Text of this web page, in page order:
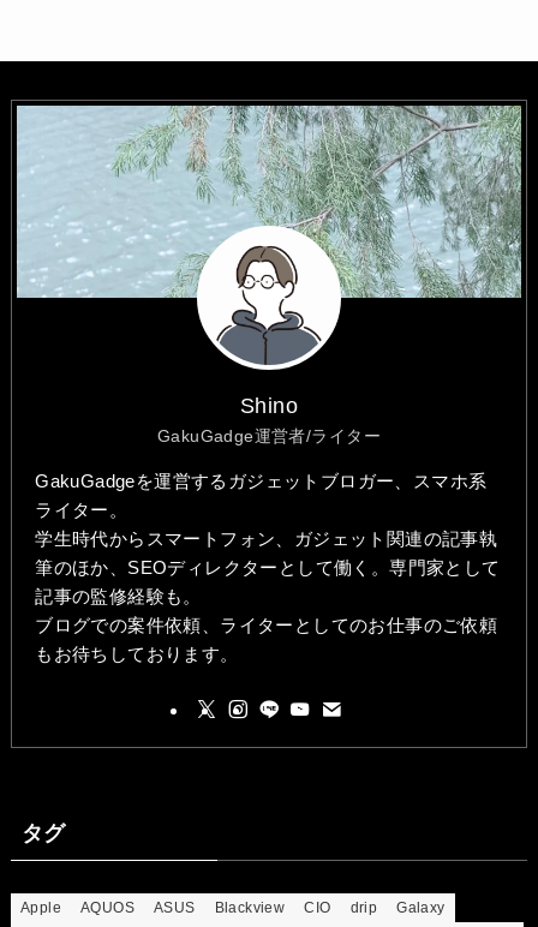
Shino
GakuGadge運営者/ライター
GakuGadgeを運営するガジェットブロガー、スマホ系
ライター。
学生時代からスマートフォン、ガジェット関連の記事執
筆のほか、SEOディレクターとして働く。専門家として
記事の監修経験も。
ブログでの案件依頼、ライターとしてのお仕事のご依頼
もお待ちしております。
タグ
Apple AQUOS ASUS Blackview CIO drip
Galaxy